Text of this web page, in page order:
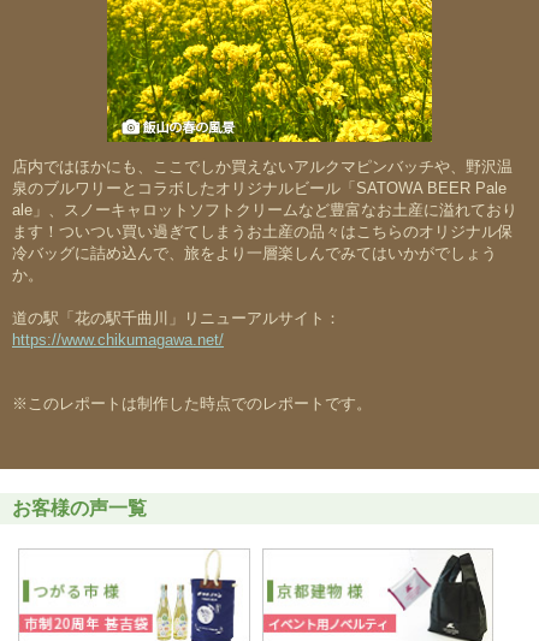
店内ではほかにも、ここでしか買えないアルクマピンバッチや、野沢温
泉のブルワリーとコラボしたオリジナルビール「SATOWA BEER Pale
ale」、スノーキャロットソフトクリームなど豊富なお土産に溢れており
ます！ついつい買い過ぎてしまうお土産の品々はこちらのオリジナル保
冷バッグに詰め込んで、旅をより一層楽しんでみてはいかがでしょう
か。
道の駅「花の駅千曲川」リニューアルサイト：
https://www.chikumagawa.net/
※このレポートは制作した時点でのレポートです。
お客様の声一覧